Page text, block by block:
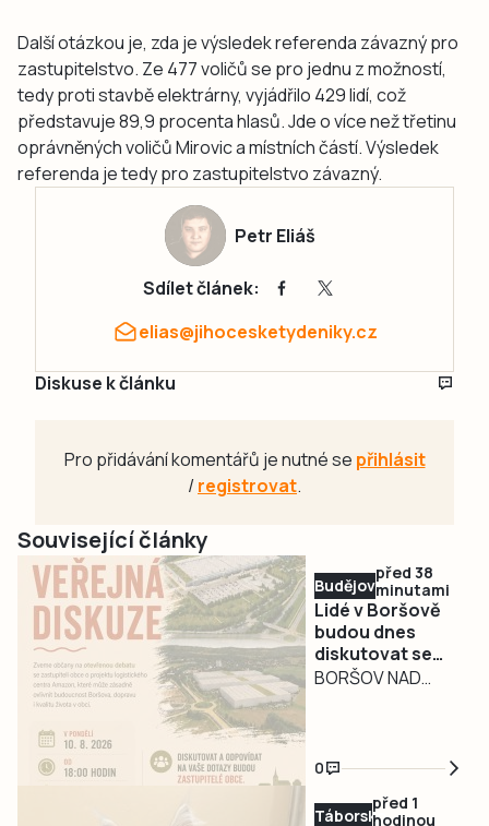
Další otázkou je, zda je výsledek referenda závazný pro
zastupitelstvo. Ze 477 voličů se pro jednu z možností,
tedy proti stavbě elektrárny, vyjádřilo 429 lidí, což
představuje 89,9 procenta hlasů. Jde o více než třetinu
oprávněných voličů Mirovic a místních částí. Výsledek
referenda je tedy pro zastupitelstvo závazný.
Petr Eliáš
Sdílet článek:
elias@jihocesketydeniky.cz
Diskuse k článku
Pro přidávání komentářů je nutné se přihlásit
/registrovat.
Související články
Budějovicko
před 38
minutami
Lidé v Boršově
budou dnes
diskutovat se
zastupiteli o
BORŠOV NAD
průmyslové zóně
v Boršově nad
Vltavou velká
0
Táborsko
před 1
hodinou